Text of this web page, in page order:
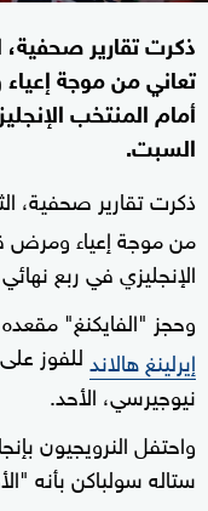
ذكرت تقارير صحفية،
تعاني من موجة
أمام المنتخب
السبت.
ذكرت تقارير صحفية،
من موجة إعياء ومرض
الإنجليزي في ربع
وحجز "الفايكنغ"
إيرلينغ هالاندللفوز على
نيوجيرسي، الأحد.
واحتفل النرويجيون
ستاله سولباكن بأنه